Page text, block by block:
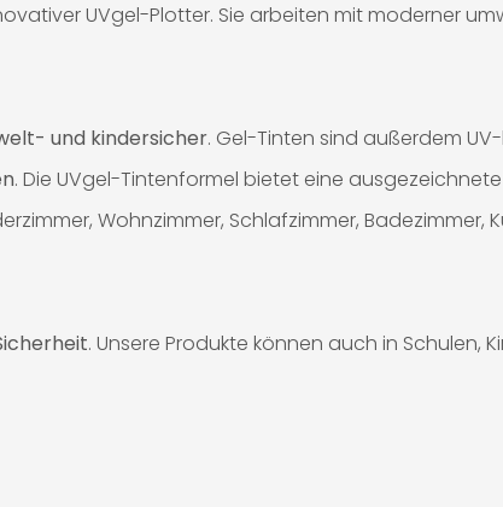
UVgel-Plotter. Sie arbeiten mit moderner
und kindersicher. Gel-Tinten sind außerdem
. Die UVgel-Tintenformel bietet eine
Wohnzimmer, Schlafzimmer,
. Unsere Produkte können auch in Schulen,